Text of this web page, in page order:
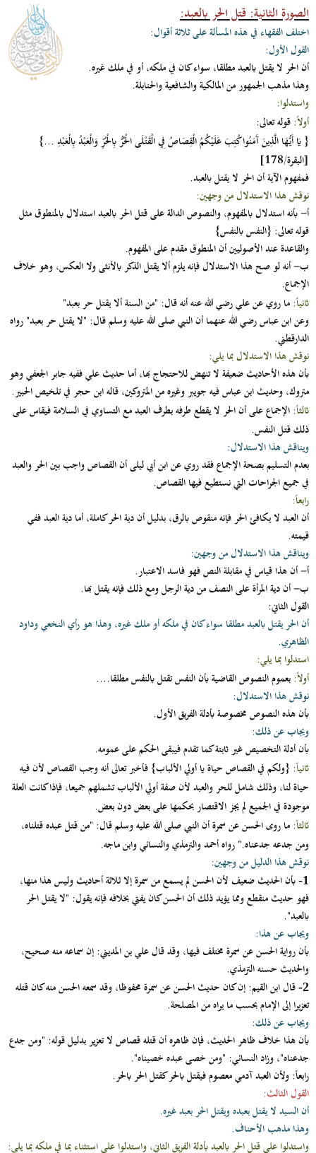
الصورة الثانية: قتل الحر بالعبد:
اختلف الفقهاء في هذه المسألة على ثلاثة أقوال:
القول الأول:
أن الحر لا يقتل بالعبد مطلقا، سواء كان في ملكه، أو في ملك غيره.
وهذا مذهب الجمهور من المالكية والشافعية والحنابلة.
واستدلوا:
أولاً:قوله تعالى:
{ يَا أَيُّهَا الَّذِينَ آَمَنُوا كُتِبَ عَلَيْكُمُ الْقِصَاصُ فِي الْقَتْلَى الْحُرُّ بِالْحُرِّ وَالْعَبْدُ بِالْعَبْدِ ...}
[البقرة/178]
فمفهوم الآية أن الحر لا يقتل بالعبد.
نوقش هذا الاستدلال من وجهين:
أ‌-بأنه استدلال بالمفهوم، والنصوص الدالة على قتل الحر بالعبد استدلال بالمنطوق مثل
قوله تعالى: {النفس بالنفس}
والقاعدة عند الأصوليين أن المنطوق مقدم على المفهوم.
ب‌-أنه لو صح هذا الاستدلال فإنه يلزم ألا يقتل الذكر بالأنثى ولا العكس، وهو خلاف
الإجماع.
ثانياً:ما روي عن علي رضي الله عنه أنه قال: "من السنة ألا يقتل حر بعبد"
وعن ابن عباس رضي الله عنهما أن النبي صلى الله عليه وسلم قال: "لا يقتل حر بعبد" رواه
الدارقطني.
نوقش هذا الاستدلال بما يلي:
بأن هذه الأحاديث ضعيفة لا تنهض للاحتجاج بها، أما حديث علي ففيه جابر الجعفي وهو
متروك، وحديث ابن عباس فيه جويبر وغيره من المتروكين، قاله ابن حجر في تلخيص الحبير.
ثالثاً:الإجماع على أن الحر لا يقطع طرفه بطرف العبد مع التساوي في السلامة فيقاس على
ذلك قتل النفس.
ويناقش هذا الاستدلال:
بعدم التسليم بصحة الإجماع فقد روي عن ابن أبي ليلى أن القصاص واجب بين الحر والعبد
في جميع الجراحات التي نستطيع فيها القصاص.
رابعاً:
أن العبد لا يكافئ الحر فإنه منقوص بالرق، بدليل أن دية الحر كاملة، أما دية العبد ففي
قيمته.
ويناقش هذا الاستدلال من وجهين:
أ‌-أن هذا قياس في مقابلة النص فهو فاسد الاعتبار.
ب‌-أن دية المرأة على النصف من دية الرجل ومع ذلك فإنه يقتل بها.
القول الثاني:
أن الحر يقتل بالعبد مطلقا سواء كان في ملكه أو ملك غيره، وهذا هو رأي النخعي وداود
الظاهري.
استدلوا بما يلي:
أولاً:بعموم النصوص القاضية بأن النفس تقتل بالنفس مطلقا....
نوقش هذا الاستدلال:
بأن هذه النصوص مخصوصة بأدلة الفريق الأول.
ويجاب عن ذلك:
بأن أدلة التخصيص غير ثابتة كما تقدم فيبقى الحكم على عمومه.
ثانياً: {ولكم في القصاص حياة يا أولي الألباب}فأخبر تعالى أنه وجب القصاص لأن فيه
حياة لنا، وذلك شامل للحر والعبد لأن صفة أولي الألباب تشملهم جميعا، فإذا كانت العلة
موجودة في الجميع لم يجز الاقتصار بحكمها على بعض دون بعض.
ثالثاً:ما روى الحسن عن سمرة أن النبي صلى الله عليه وسلم قال: "من قتل عبده قتلناه،
ومن جدعه جدعناه." رواه أحمد والترمذي والنسائي وابن ماجه.
نوقش هذا الدليل من وجهين:
1- بأن الحديث ضعيف لأن الحسن لم يسمع من سمرة إلا ثلاثة أحاديث وليس هذا منها،
فهو حديث منقطع ومما يؤيد ذلك أن الحسن كان يفتي بخلافه فإنه يقول: "لا يقتل الحر
بالعبد".
ويجاب عن هذا:
بأن رواية الحسن عن سمرة مختلف فيها، وقد قال علي بن المديني: إن سماعه منه صحيح،
والحديث حسنه الترمذي.
2- قال ابن القيم: إن كان حديث الحسن عن سمرة محفوظا، وقد سمعه الحسن منه كان قتله
تعزيرا إلى الإمام بحسب ما يراه من المصلحة.
ويجاب عن ذلك:
بأن هذا خلاف ظاهر الحديث، فإن ظاهره أن قتله قصاص لا تعزير بدليل قوله: "ومن جدع
جدعناه"، وزاد النسائي: "ومن خصى عبده خصيناه".
رابعاً: ولأن العبد آدمي معصوم فيقتل بالحر كقتل الحر بالحر.
القول الثالث:
أن السيد لا يقتل بعبده ويقتل الحر بعبد غيره.
وهذا مذهب الأحناف.
واستدلوا على قتل الحر بالعبد بأدلة الفريق الثاني، واستدلوا على استثناء بما في ملكه بما يلي: